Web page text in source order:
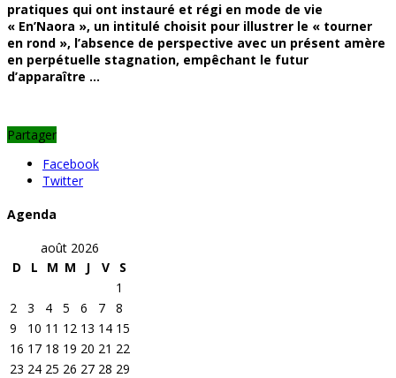
pratiques qui ont instauré et régi en mode de vie
« En’Naora », un intitulé choisit pour illustrer le « tourner
en rond », l’absence de perspective avec un présent amère
en perpétuelle stagnation, empêchant le futur
d’apparaître …
Partager
Facebook
Twitter
Agenda
août 2026
D
L M M J V
S
1
2
3 4 5 6 7
8
9
10 11 12 13 14 15
16 17 18 19 20 21 22
23 24 25 26 27 28 29